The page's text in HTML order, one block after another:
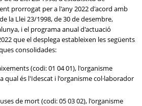
prorrogat per a l'any 2022 d'acord amb
la Llei 23/1998, de 30 de desembre,
i el programa anual d'actuació
que el desplega estableixen les següents
consolidades:
(codi: 01 04 01), l'organisme
qual és l'Idescat i l'organisme col·laborador
de mort (codi: 05 03 02), l'organisme